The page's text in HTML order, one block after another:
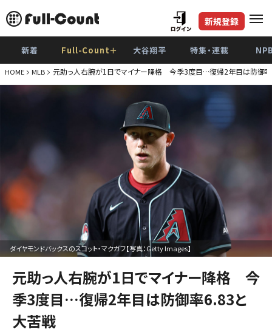
新規登録
新着 Full-Count＋ 大谷翔平 特集・連載
HOME MLB 元助っ人右腕が1日でマイナー降格 今季3度目…復帰2年目は防御
ダイヤモンドバックスのスコット・マクガフ【写真：Getty Images】
元助っ人右腕が1日でマイナー降格 今
季3度目…復帰2年目は防御率6.83と
大苦戦